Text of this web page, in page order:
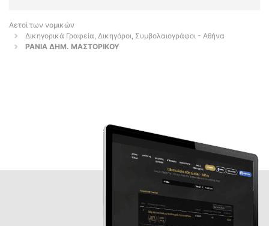
Αετοί των νομικών
Δικηγορικά Γραφεία, Δικηγόροι, Συμβολαιογράφοι - Αθήνα
ΡΑΝΙΑ ΔΗΜ. ΜΑΣΤΟΡΙΚΟΥ